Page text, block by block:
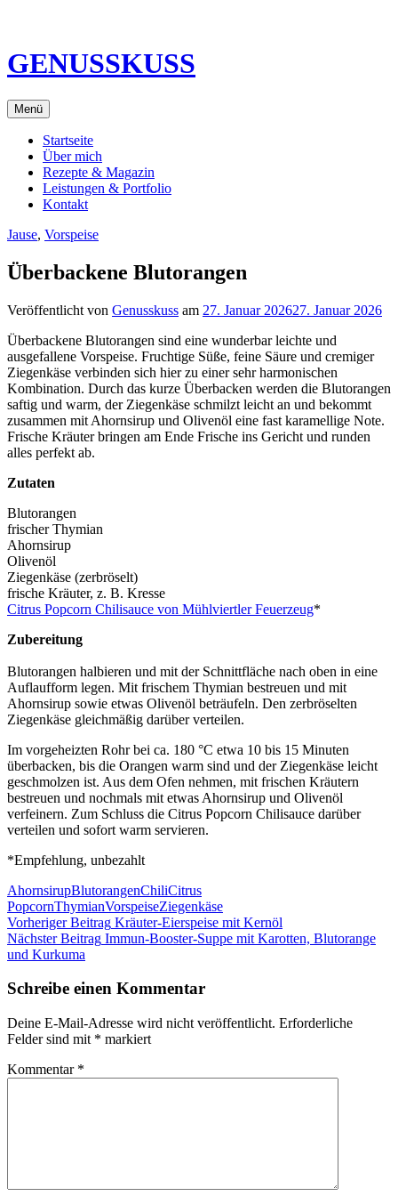
GENUSSKUSS
Menü
Startseite
Über mich
Rezepte & Magazin
Leistungen & Portfolio
Kontakt
Jause, Vorspeise
Überbackene Blutorangen
Veröffentlicht von Genusskuss am 27. Januar 202627. Januar 2026
Überbackene Blutorangen sind eine wunderbar leichte und
ausgefallene Vorspeise. Fruchtige Süße, feine Säure und cremiger
Ziegenkäse verbinden sich hier zu einer sehr harmonischen
Kombination. Durch das kurze Überbacken werden die Blutorangen
saftig und warm, der Ziegenkäse schmilzt leicht an und bekommt
zusammen mit Ahornsirup und Olivenöl eine fast karamellige Note.
Frische Kräuter bringen am Ende Frische ins Gericht und runden
alles perfekt ab.
Zutaten
Blutorangen
frischer Thymian
Ahornsirup
Olivenöl
Ziegenkäse (zerbröselt)
frische Kräuter, z. B. Kresse
Citrus Popcorn Chilisauce von Mühlviertler Feuerzeug*
Zubereitung
Blutorangen halbieren und mit der Schnittfläche nach oben in eine
Auflaufform legen. Mit frischem Thymian bestreuen und mit
Ahornsirup sowie etwas Olivenöl beträufeln. Den zerbröselten
Ziegenkäse gleichmäßig darüber verteilen.
Im vorgeheizten Rohr bei ca. 180 °C etwa 10 bis 15 Minuten
überbacken, bis die Orangen warm sind und der Ziegenkäse leicht
geschmolzen ist. Aus dem Ofen nehmen, mit frischen Kräutern
bestreuen und nochmals mit etwas Ahornsirup und Olivenöl
verfeinern. Zum Schluss die Citrus Popcorn Chilisauce darüber
verteilen und sofort warm servieren.
*Empfehlung, unbezahlt
AhornsirupBlutorangenChiliCitrus
PopcornThymianVorspeiseZiegenkäse
Beitragsnavigation
Vorheriger Beitrag Kräuter-Eierspeise mit Kernöl
Nächster Beitrag Immun-Booster-Suppe mit Karotten, Blutorange
und Kurkuma
Schreibe einen Kommentar
Deine E-Mail-Adresse wird nicht veröffentlicht. Erforderliche
Felder sind mit * markiert
Kommentar *